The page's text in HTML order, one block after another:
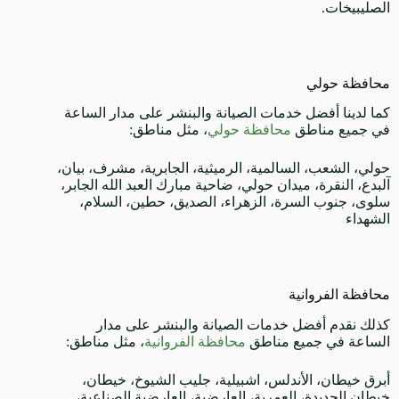
الصليبيخات.
محافظة حولي
كما لدينا أفضل خدمات الصيانة والبنشر على مدار الساعة
في جميع مناطق محافظة حولي، مثل مناطق:
حولي، الشعب، السالمية، الرميثية، الجابرية، مشرف، بيان،
آلبدع، النقرة، ميدان حولي، ضاحية مبارك العبد الله الجابر،
سلوى، جنوب السرة، الزهراء، الصديق، حطين، السلام،
الشهداء
محافظة الفروانية
كذلك نقدم أفضل خدمات الصيانة والبنشر على مدار
الساعة في جميع مناطق محافظة الفروانية، مثل مناطق:
أبرق خيطان، الأندلس، اشبيلية، جليب الشيوخ، خيطان،